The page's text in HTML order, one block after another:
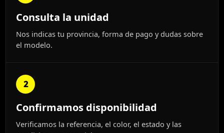
Consulta la unidad
Nos indicas tu provincia, forma de pago y dudas sobre
el modelo.
2
Confirmamos disponibilidad
Verificamos la referencia, el color, el estado y las